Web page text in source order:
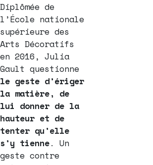
Diplômée de
l’École nationale
supérieure des
Arts Décoratifs
en 2016, Julia
Gault questionne
le geste d’ériger
la matière, de
lui donner de la
hauteur et de
tenter qu’elle
s’y tienne. Un
geste contre